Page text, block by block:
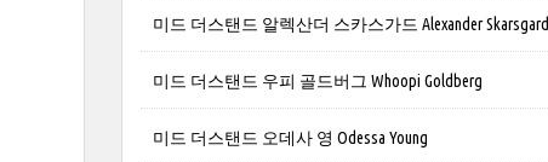
미드 더스탠드 알렉산더 스카스가드 Alexander Skarsgard
미드 더스탠드 우피 골드버그 Whoopi Goldberg
미드 더스탠드 오데사 영 Odessa Young